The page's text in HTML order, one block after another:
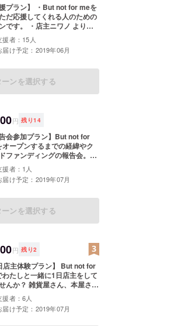
援プラン】 ・But not for meを
だ応援してくれる人のための
です。 ・店主ニワノ より感
持ちを込めた、メッセージを
します。
援者：15人
届け予定：2019年06月
ンを選択する
円 残り14
告会参加プラン】But not for
ープンするまでの経緯やク
ファンディングの報告会。
の活動を始め、But not
のオープンまでの経緯の報告
います。 場所を持ってみたい
にて開催予定。 ※会場まで
援者：1人
届け予定：2019年07月
ンを選択する
円 残り2
店主体験プラン】 But not for
たしと一緒に1日店主をして
んか？ 雑貨屋さん、本屋さん
みたい人、場所を持ってみた
ョップスタッフになってみた
ど大歓迎です。 ・日付要相談
援者：6人
届け予定：2019年07月